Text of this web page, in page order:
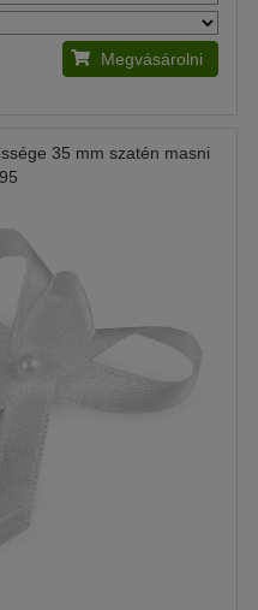
Megvásárolni
35 mm szatén masni